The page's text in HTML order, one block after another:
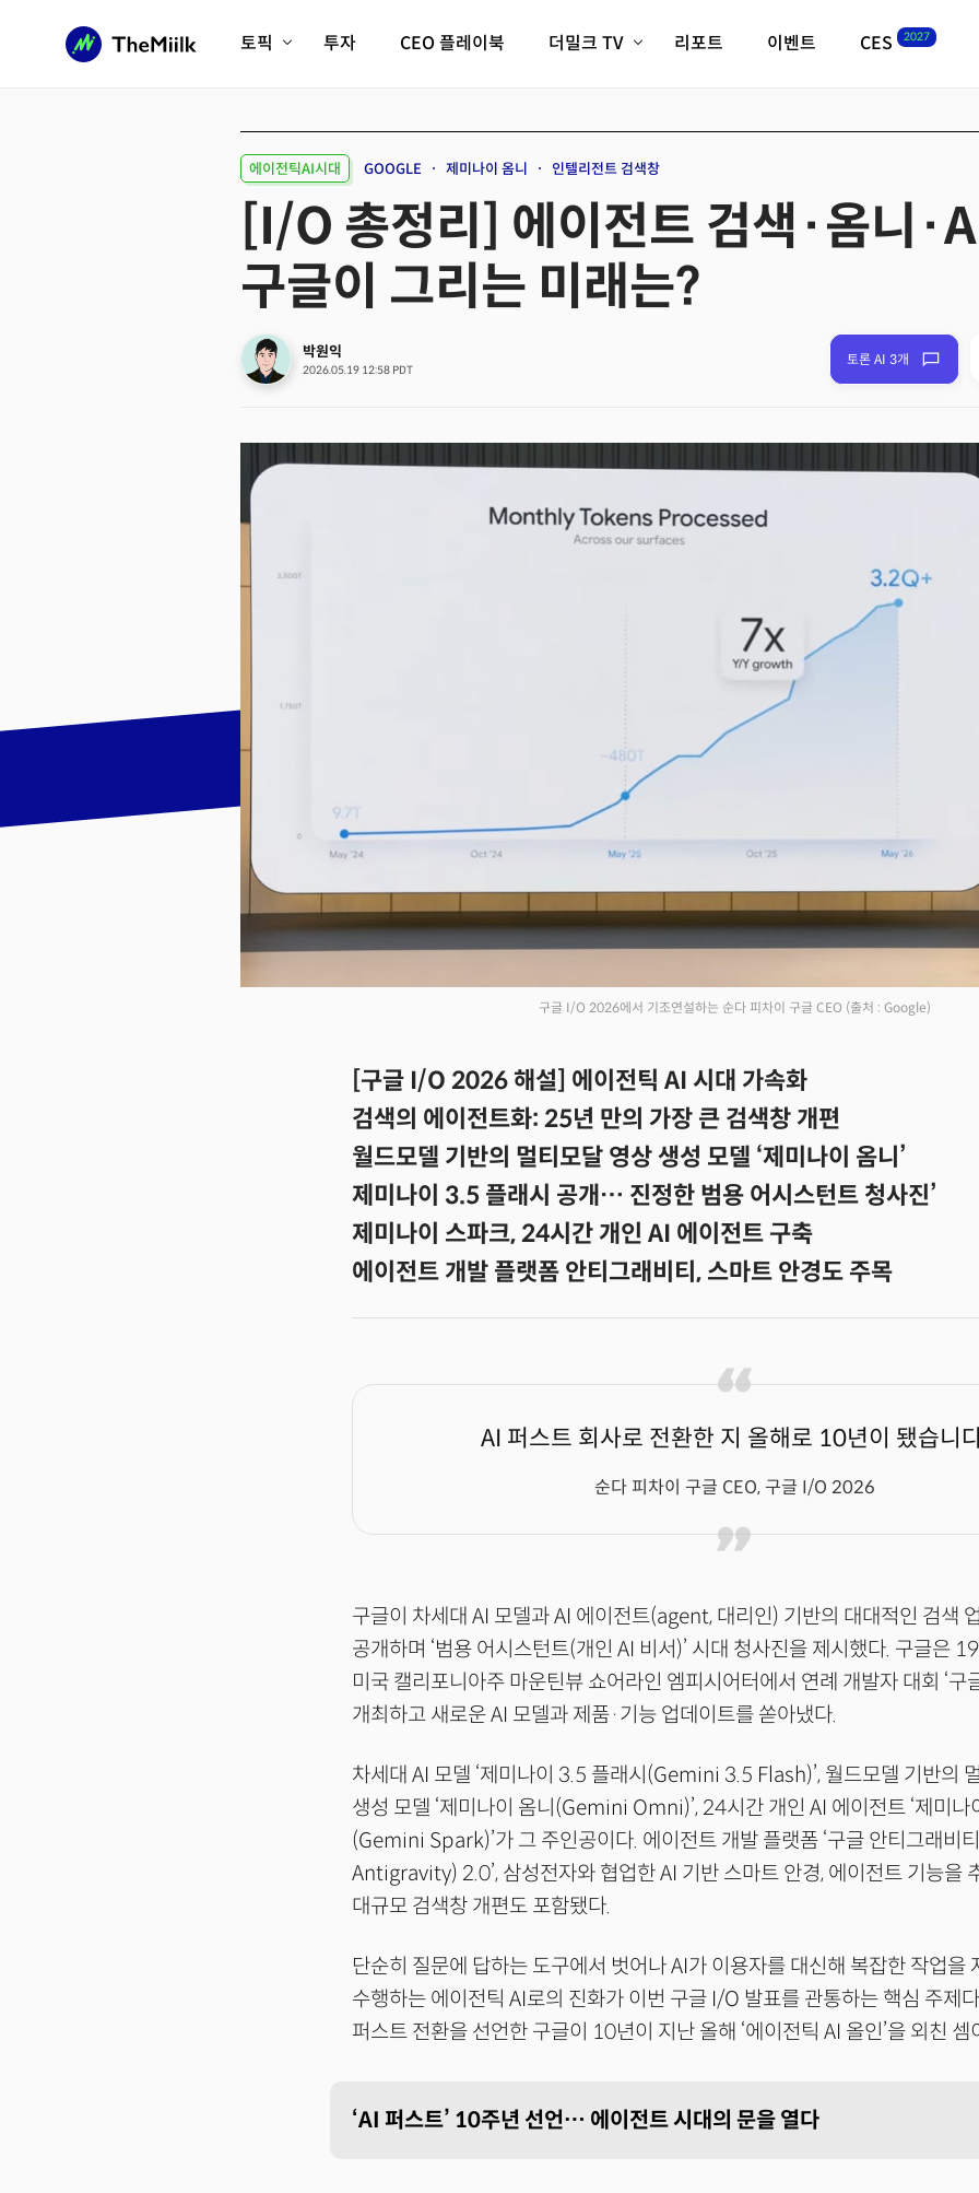
토픽
피지컬AI/로봇
AX비즈니스혁명
디지털자산
미래 교육/직업
전체 기사 보기
투자 CEO 플레이북 더밀크 TV
크리스의 뉴욕 시그널
더밀크 아카데미
더웨이브/트렌드쇼
리포트 이벤트 CES 2027
필드 가이드
CES2027 with
에이전틱AI시대 GOOGLE 제미나이 옴니 인텔리전트 검색창
[I/O 총정리] 에이전트 검색·옴니
구글이 그리는 미래는?
박원익
2026.05.19 12:58 PDT
토론 AI 3개
Facebook
구글 I/O 2026에서 기조연설하는 순다 피차이 구글 CEO (출처 : Google)
[구글 I/O 2026 해설] 에이전틱 AI 시대 가속화
검색의 에이전트화: 25년 만의 가장 큰 검색창 개편
월드모델 기반의 멀티모달 영상 생성 모델 ‘제미나이 옴니’
제미나이 3.5 플래시 공개… 진정한 범용 어시스턴트 청사진’
제미나이 스파크, 24시간 개인 AI 에이전트 구축
에이전트 개발 플랫폼 안티그래비티, 스마트 안경도 주목
AI 퍼스트 회사로 전환한 지 올해로 10년이 됐습니
순다 피차이 구글 CEO, 구글 I/O 2026
구글이 차세대 AI 모델과 AI 에이전트(agent, 대리인) 기반의 대대적인 검색
공개하며 ‘범용 어시스턴트(개인 AI 비서)’ 시대 청사진을 제시했다. 구글은
미국 캘리포니아주 마운틴뷰 쇼어라인 엠피시어터에서 연례 개발자 대회 ‘구
개최하고 새로운 AI 모델과 제품·기능 업데이트를 쏟아냈다.
차세대 AI 모델 ‘제미나이 3.5 플래시(Gemini 3.5 Flash)’, 월드모델 기반의
생성 모델 ‘제미나이 옴니(Gemini Omni)’, 24시간 개인 AI 에이전트 ‘제미나
(Gemini Spark)’가 그 주인공이다. 에이전트 개발 플랫폼 ‘구글 안티그래비
Antigravity) 2.0’, 삼성전자와 협업한 AI 기반 스마트 안경, 에이전트 기능을
대규모 검색창 개편도 포함됐다.
단순히 질문에 답하는 도구에서 벗어나 AI가 이용자를 대신해 복잡한 작업을
수행하는 에이전틱 AI로의 진화가 이번 구글 I/O 발표를 관통하는 핵심 주제
퍼스트 전환을 선언한 구글이 10년이 지난 올해 ‘에이전틱 AI 올인’을 외친 셈
‘AI 퍼스트’ 10주년 선언… 에이전트 시대의 문을 열다